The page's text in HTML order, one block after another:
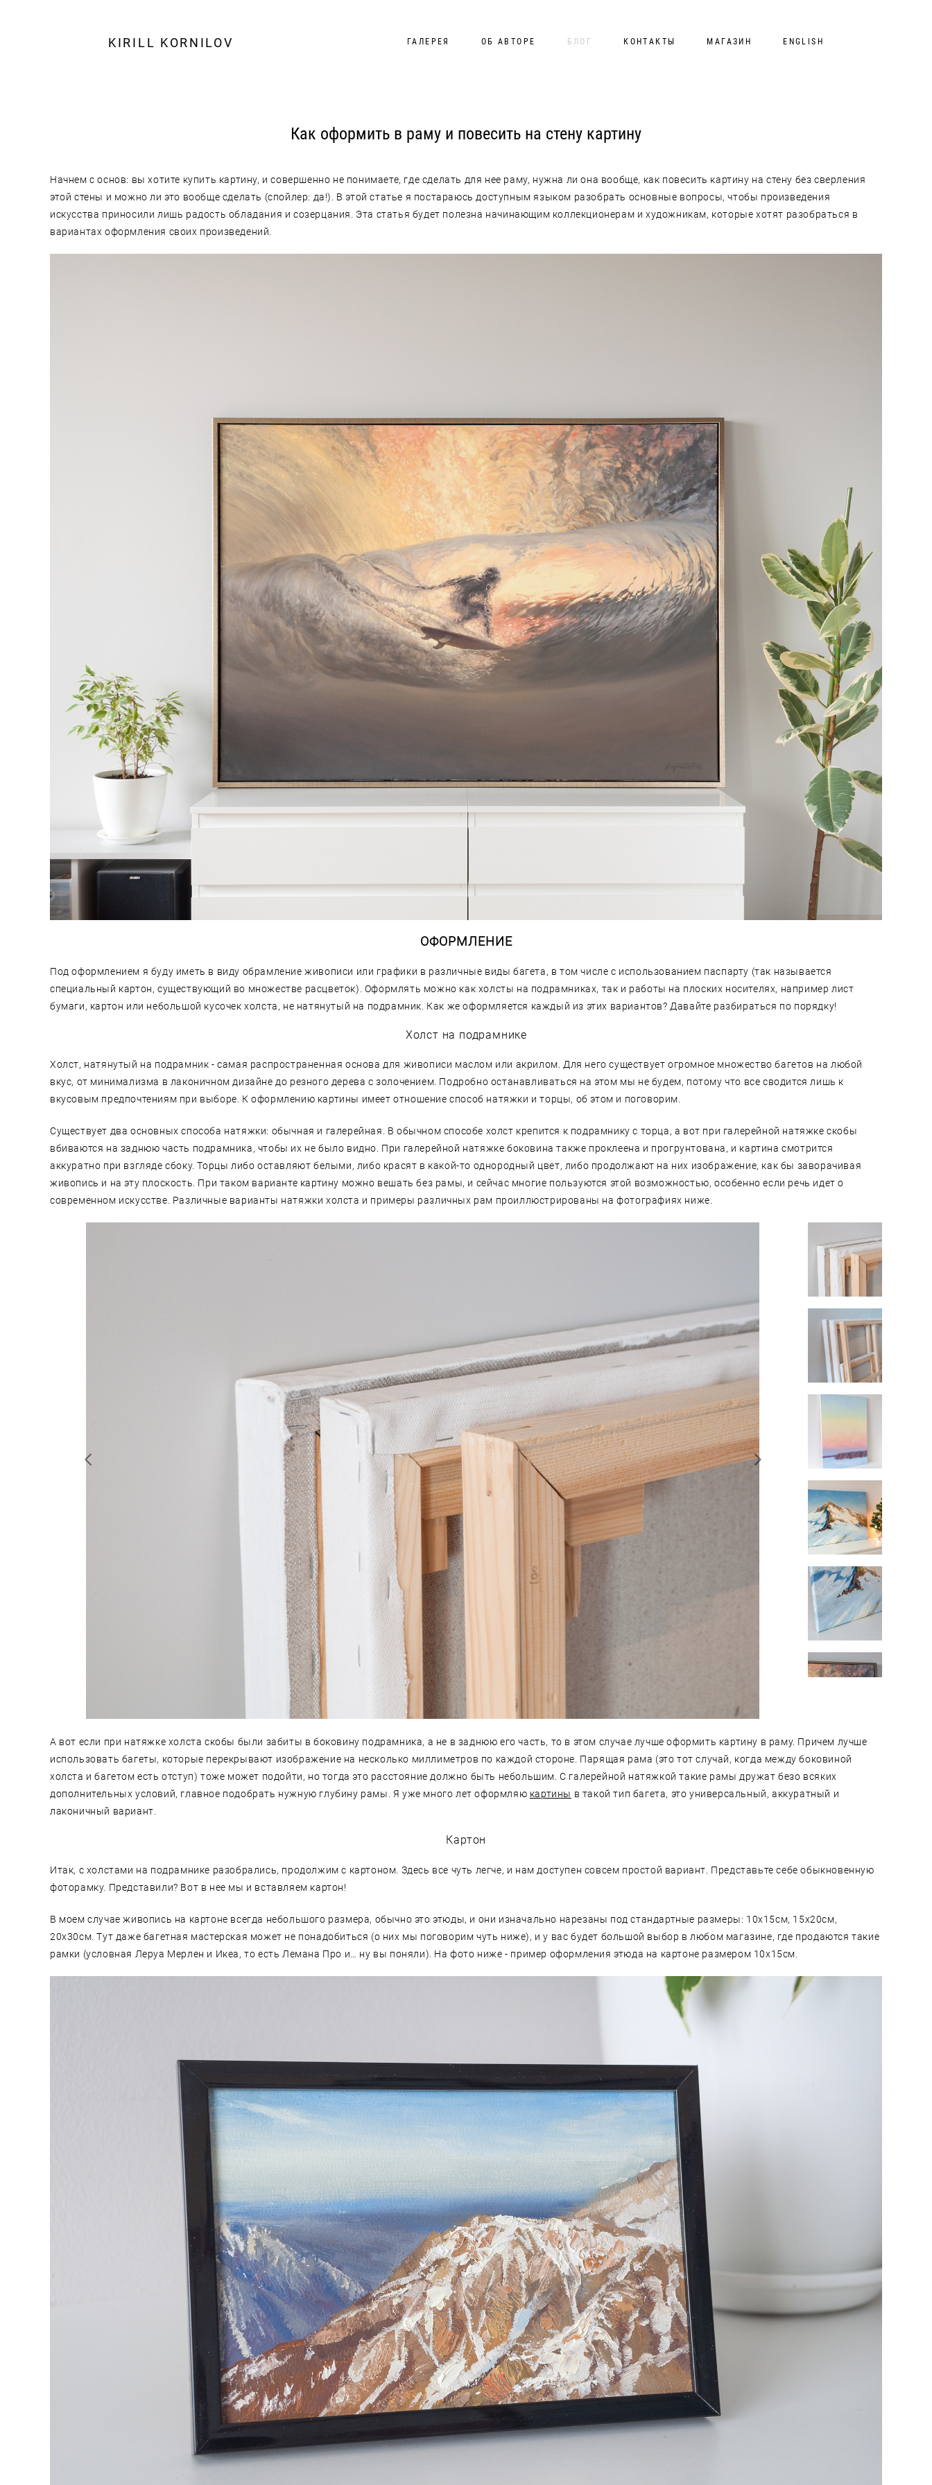
KIRILL KORNILOV ГАЛЕРЕЯ ОБ АВТОРЕ БЛОГ КОНТАКТЫ МАГАЗИН ENGLISH
Как оформить в раму и повесить на стену картину
Начнем с основ: вы хотите купить картину, и совершенно не понимаете, где сделать для нее раму, нужна ли она вообще, как повесить картину на стену без сверления
этой стены и можно ли это вообще сделать (спойлер: да!). В этой статье я постараюсь доступным языком разобрать основные вопросы, чтобы произведения
искусства приносили лишь радость обладания и созерцания. Эта статья будет полезна начинающим коллекционерам и художникам, которые хотят разобраться в
вариантах оформления своих произведений.
ОФОРМЛЕНИЕ
Под оформлением я буду иметь в виду обрамление живописи или графики в различные виды багета, в том числе с использованием паспарту (так называется
специальный картон, существующий во множестве расцветок). Оформлять можно как холсты на подрамниках, так и работы на плоских носителях, например лист
бумаги, картон или небольшой кусочек холста, не натянутый на подрамник. Как же оформляется каждый из этих вариантов? Давайте разбираться по порядку!
Холст на подрамнике
Холст, натянутый на подрамник - самая распространенная основа для живописи маслом или акрилом. Для него существует огромное множество багетов на любой
вкус, от минимализма в лаконичном дизайне до резного дерева с золочением. Подробно останавливаться на этом мы не будем, потому что все сводится лишь к
вкусовым предпочтениям при выборе. К оформлению картины имеет отношение способ натяжки и торцы, об этом и поговорим.
Существует два основных способа натяжки: обычная и галерейная. В обычном способе холст крепится к подрамнику с торца, а вот при галерейной натяжке скобы
вбиваются на заднюю часть подрамника, чтобы их не было видно. При галерейной натяжке боковина также проклеена и прогрунтована, и картина смотрится
аккуратно при взгляде сбоку. Торцы либо оставляют белыми, либо красят в какой-то однородный цвет, либо продолжают на них изображение, как бы заворачивая
живопись и на эту плоскость. При таком варианте картину можно вешать без рамы, и сейчас многие пользуются этой возможностью, особенно если речь идет о
современном искусстве. Различные варианты натяжки холста и примеры различных рам проиллюстрированы на фотографиях ниже.
А вот если при натяжке холста скобы были забиты в боковину подрамника, а не в заднюю его часть, то в этом случае лучше оформить картину в раму. Причем лучше
использовать багеты, которые перекрывают изображение на несколько миллиметров по каждой стороне. Парящая рама (это тот случай, когда между боковиной
холста и багетом есть отступ) тоже может подойти, но тогда это расстояние должно быть небольшим. С галерейной натяжкой такие рамы дружат безо всяких
дополнительных условий, главное подобрать нужную глубину рамы. Я уже много лет оформляю картины в такой тип багета, это универсальный, аккуратный и
лаконичный вариант.
Картон
Итак, с холстами на подрамнике разобрались, продолжим с картоном. Здесь все чуть легче, и нам доступен совсем простой вариант. Представьте себе обыкновенную
фоторамку. Представили? Вот в нее мы и вставляем картон!
В моем случае живопись на картоне всегда небольшого размера, обычно это этюды, и они изначально нарезаны под стандартные размеры: 10х15см, 15х20см,
20х30см. Тут даже багетная мастерская может не понадобиться (о них мы поговорим чуть ниже), и у вас будет большой выбор в любом магазине, где продаются такие
рамки (условная Леруа Мерлен и Икеа, то есть Лемана Про и… ну вы поняли). На фото ниже - пример оформления этюда на картоне размером 10х15см.